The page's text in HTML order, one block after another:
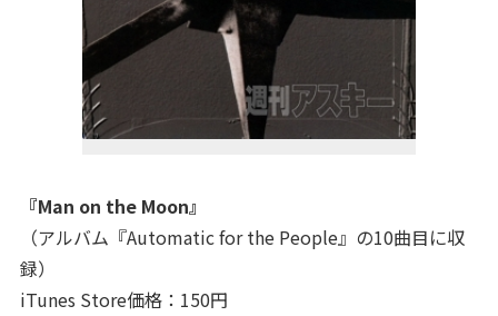
『Man on the Moon』
（アルバム『Automatic for the People』の10曲目に収
録）
iTunes Store価格：150円